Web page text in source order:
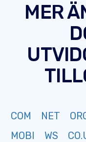
MER
COM NET
MOBI
WS